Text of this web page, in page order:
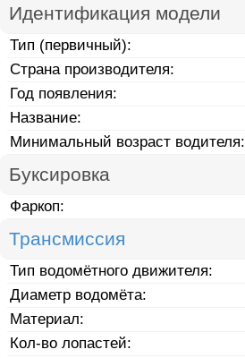
Идентификация модели
Тип (первичный):
Страна производителя:
Год появления:
Название:
Минимальный возраст водителя:
Буксировка
Фаркоп:
Трансмиссия
Тип водомётного движителя:
Диаметр водомёта:
Материал:
Кол-во лопастей: